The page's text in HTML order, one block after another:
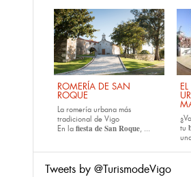
ROMERÍA DE SAN
ROQUE
La romería urbana más
tradicional de Vigo
En la fiesta de San Roque, ...
tu
Tweets by @TurismodeVigo